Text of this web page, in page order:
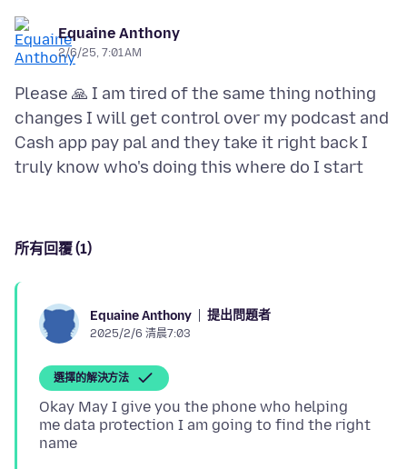
Equaine Anthony
2/6/25, 7:01 AM
Please 🙏 I am tired of the same thing nothing
changes I will get control over my podcast and
Cash app pay pal and they take it right back I
所有回覆 (1)
Equaine Anthony 提出問題者
2025/2/6 清晨7:03
選擇的解決方法
Okay May I give you the phone who helping
me data protection I am going to find the right